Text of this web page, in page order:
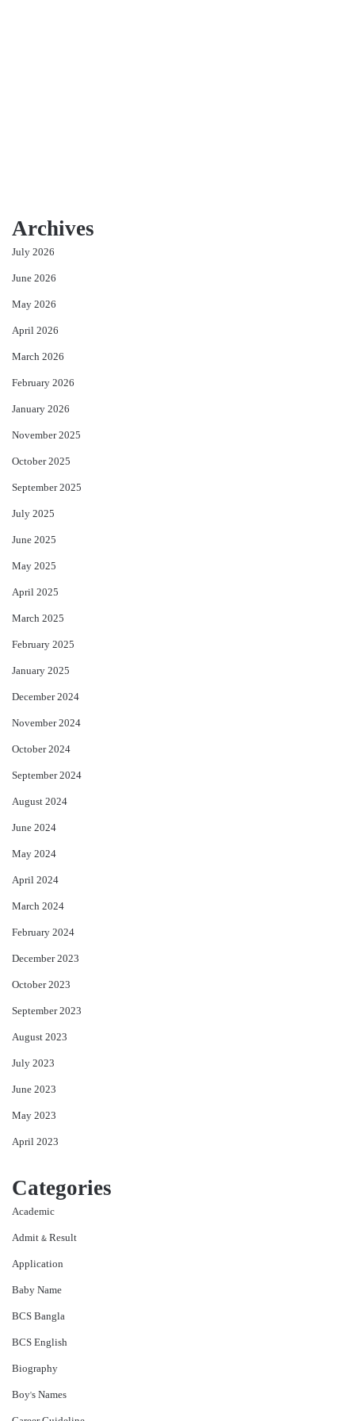
Archives
July 2026
June 2026
May 2026
April 2026
March 2026
February 2026
January 2026
November 2025
October 2025
September 2025
July 2025
June 2025
May 2025
April 2025
March 2025
February 2025
January 2025
December 2024
November 2024
October 2024
September 2024
August 2024
June 2024
May 2024
April 2024
March 2024
February 2024
December 2023
October 2023
September 2023
August 2023
July 2023
June 2023
May 2023
April 2023
Categories
Academic
Admit & Result
Application
Baby Name
BCS Bangla
BCS English
Biography
Boy's Names